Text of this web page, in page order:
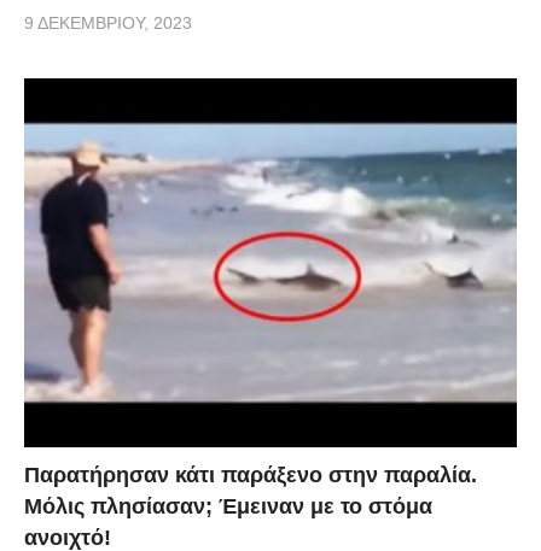
9 ΔΕΚΕΜΒΡΊΟΥ, 2023
Παρατήρησαν κάτι παράξενο στην παραλία.
Μόλις πλησίασαν; Έμειναν με το στόμα
ανοιχτό!